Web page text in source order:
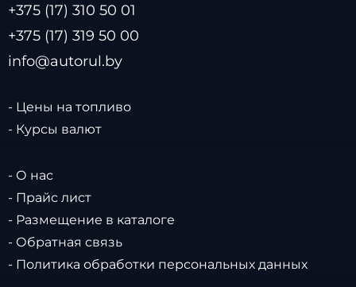
+375 (17) 310 50 01
+375 (17) 319 50 00
info@autorul.by
- Цены на топливо
- Курсы валют
- О нас
- Прайс лист
- Размещение в каталоге
- Обратная связь
- Политика обработки персональных данных